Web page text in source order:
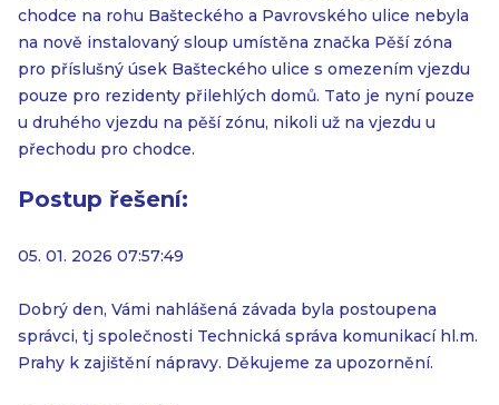
chodce na rohu Bašteckého a Pavrovského ulice nebyla
na nově instalovaný sloup umístěna značka Pěší zóna
pro příslušný úsek Bašteckého ulice s omezením vjezdu
pouze pro rezidenty přilehlých domů. Tato je nyní pouze
u druhého vjezdu na pěší zónu, nikoli už na vjezdu u
přechodu pro chodce.
Postup řešení:
05. 01. 2026 07:57:49
Dobrý den, Vámi nahlášená závada byla postoupena
správci, tj společnosti Technická správa komunikací hl.m.
Prahy k zajištění nápravy. Děkujeme za upozornění.